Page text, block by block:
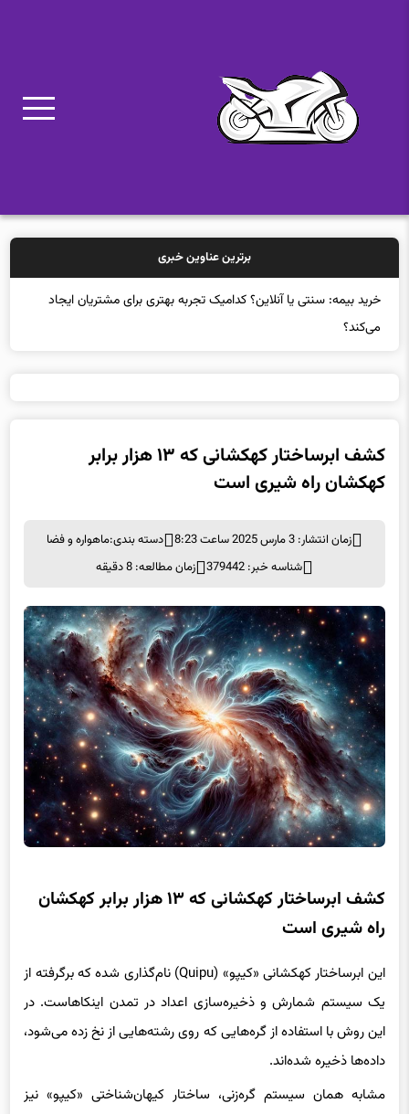
برترین عناوین خبری
خر
کهکشان راه شیری است
شناسه خبر: 379442
زمان مطالعه: 8 دقیقه
راه شیری است
یک سیستم شمارش و ذخیره‌سازی اعداد در تمدن اینکاهاست. در
این روش با استفاده از گره‌هایی که روی رشته‌هایی از نخ زده می‌شود،
داده‌ها ذخیره شده‌اند.
مشابه همان سیستم گره‌زنی، ساختار کیهان‌شناختی «کیپو» نیز
شکلی پیچیده دارد و از یک رشته‌ی بلند و چندین رشته‌ی جانبی